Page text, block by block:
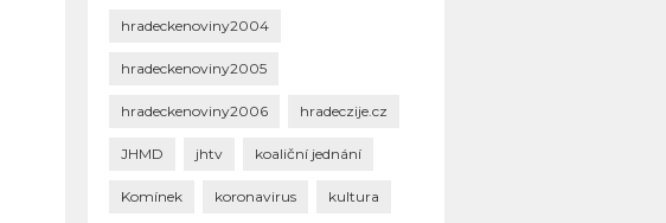
hradeckenoviny2004
hradeckenoviny2005
hradeckenoviny2006 hradeczije.cz
JHMD jhtv koaliční jednání
Komínek koronavirus kultura